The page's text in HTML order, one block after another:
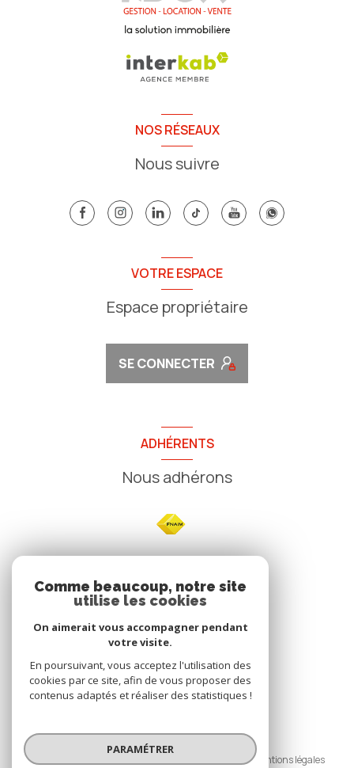
NOS RÉSEAUX
Nous suivre
VOTRE ESPACE
Espace propriétaire
SE CONNECTER
ADHÉRENTS
Nous adhérons
NOS
© 2026 | Tous droits réservés
Mentions légales
Comme beaucoup, notre site
utilise les cookies
On aimerait vous accompagner pendant
votre visite.
En poursuivant, vous acceptez l'utilisation des
cookies par ce site, afin de vous proposer des
contenus adaptés et réaliser des statistiques !
PARAMÉTRER